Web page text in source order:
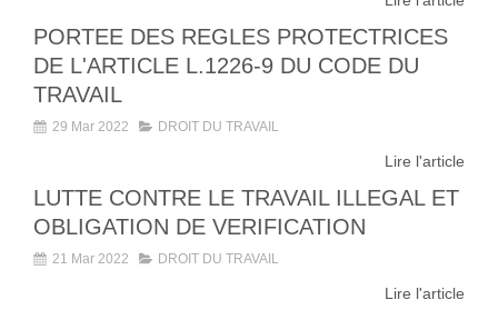
PORTEE DES REGLES PROTECTRICES
DE L'ARTICLE L.1226-9 DU CODE DU
TRAVAIL
29 Mar 2022 DROIT DU TRAVAIL
Lire l'article
LUTTE CONTRE LE TRAVAIL ILLEGAL ET
OBLIGATION DE VERIFICATION
21 Mar 2022 DROIT DU TRAVAIL
Lire l'article